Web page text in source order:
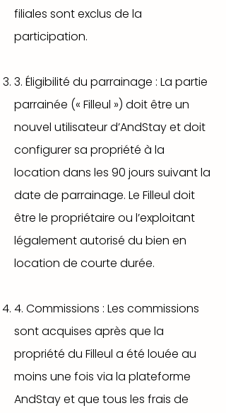
filiales sont exclus de la
participation.
3. Éligibilité du parrainage : La partie
parrainée (« Filleul ») doit être un
nouvel utilisateur d’AndStay et doit
configurer sa propriété à la
location dans les 90 jours suivant la
date de parrainage. Le Filleul doit
être le propriétaire ou l’exploitant
légalement autorisé du bien en
location de courte durée.
4. Commissions : Les commissions
sont acquises après que la
propriété du Filleul a été louée au
moins une fois via la plateforme
AndStay et que tous les frais de